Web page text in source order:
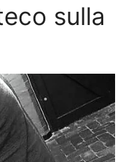
sulla